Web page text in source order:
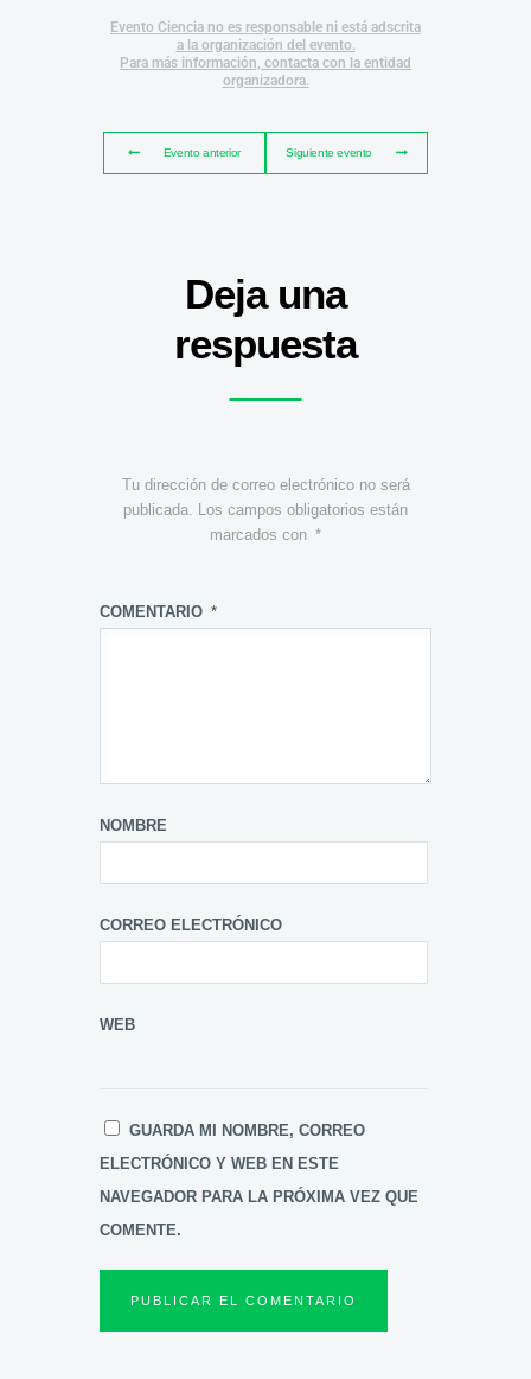
Evento Ciencia no es responsable ni está adscrita
a la organización del evento.
Para más información, contacta con la entidad
organizadora.
Evento anterior Siguiente evento
Deja una
respuesta
Tu dirección de correo electrónico no será
publicada. Los campos obligatorios están
marcados con *
COMENTARIO *
NOMBRE
CORREO ELECTRÓNICO
WEB
GUARDA MI NOMBRE, CORREO
ELECTRÓNICO Y WEB EN ESTE
NAVEGADOR PARA LA PRÓXIMA VEZ QUE
COMENTE.